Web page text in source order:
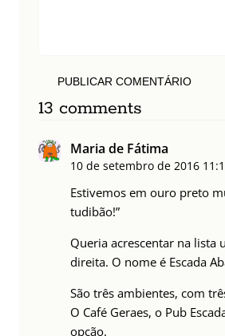
PUBLICAR COMENTÁRIO
13 comments
Maria de Fátima
10 de setembro de 2016
Estivemos em ouro preto
tudibão!”
Queria acrescentar na lista
direita. O nome é Escada
São três ambientes, com
O Café Geraes, o Pub
opção.